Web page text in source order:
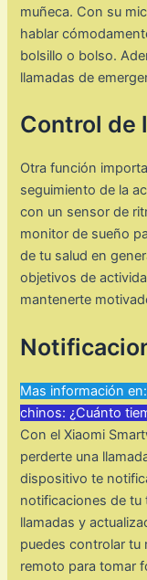
muñeca. Con su
hablar
bolsillo o bolso.
llamadas de
Control de
Otra función
seguimiento de la
con un sensor de
monitor de sueño
de tu salud en
objetivos de
mantenerte
Mas información en:
chinos: ¿Cuánto
Con el Xiaomi
perderte una
dispositivo te
notificaciones de tu
llamadas y
puedes controlar tu
remoto para tomar